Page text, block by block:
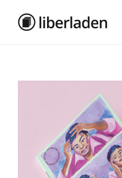
AGB
MOSAIK – HAUPTSEITE
SEARCH
CART